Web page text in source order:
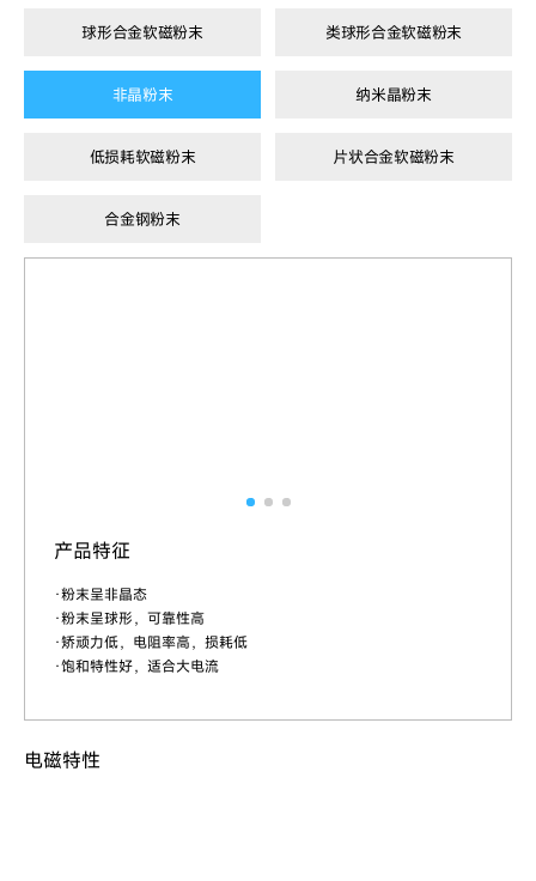
球形合金软磁粉末 类球形合金软磁粉末
非晶粉末 纳米晶粉末
低损耗软磁粉末 片状合金软磁粉末
合金钢粉末
产品特征
·粉末呈非晶态
·粉末呈球形，可靠性高
·矫顽力低，电阻率高，损耗低
·饱和特性好，适合大电流
电磁特性